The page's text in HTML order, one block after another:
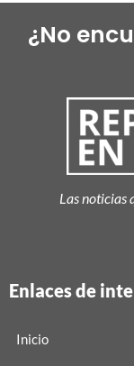
¿No
Las noticias
Enlaces de
Inicio